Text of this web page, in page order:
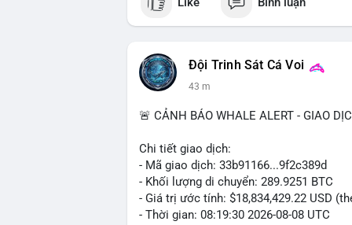
Đội Trinh Sát Cá Voi
43 m
🚨 CẢNH BÁO WHALE ALERT - GIAO
Chi tiết giao dịch:
- Mã giao dịch: 33b91166...9f2c389d
- Khối lượng di chuyển: 289.9251 BTC
- Giá trị ước tính: $18,834,429.22 USD
- Thời gian: 08:19:30 2026-08-08 UTC